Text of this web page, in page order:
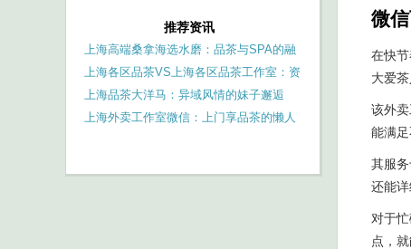
微
在快
大爱
该外
能满
其服
还能
对于
点，
推荐资讯
上海高端桑拿海选水磨：品茶与SPA的融
合，身心双重放松的秘境
上海各区品茶VS上海各区品茶工作室：资
源丰富度与专业度对比
上海品茶大洋马：异域风情的妹子邂逅
上海外卖工作室微信：上门享品茶的懒人